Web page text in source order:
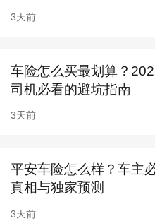
2、无过责任险（第三
失，且被保险人拒绝赔
支付给对方而无法追回
3、车损险：
1730元
多少赔多少。
3天前
车险怎么买最划算？
司机必看的避坑指南
3天前
平安车险怎么样？车主
真相与独家预测
3天前